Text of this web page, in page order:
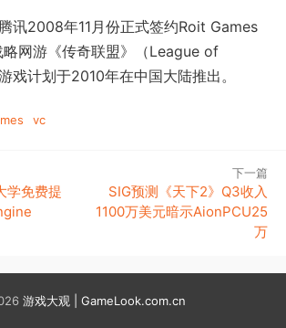
2008年11月份正式签约Roit Games
网游《传奇联盟》（League of
戏计划于2010年在中国大陆推出。
vc
学免费提
下一篇
SIG预测《天下2》Q3收入
1100万美元暗示AionPCU25
万
游戏大观 | GameLook.com.cn